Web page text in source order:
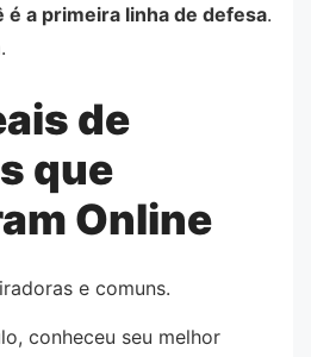
é a primeira linha de defesa.
de
que
Online
e comuns.
conheceu seu melhor